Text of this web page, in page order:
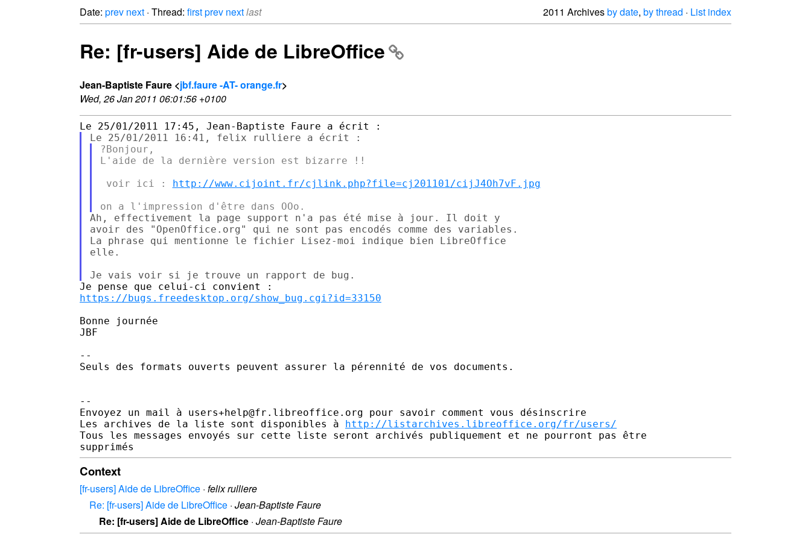
Date: prev next · Thread: firstprev nextlast 2011 Archivesby date, by thread · List index
Re: [fr-users] Aide de LibreOffice
Jean-Baptiste Faure <jbf.faure -AT- orange.fr>
Wed, 26 Jan 2011 06:01:56 +0100
?Bonjour,
L'aide de la dernière version est bizarre !!
voir ici : http://www.cijoint.fr/cjlink.php?file=cj201101/cijJ4Oh7vF.jpg
Ah, effectivement la page support n'a pas été mise à jour. Il doit y
avoir des "OpenOffice.org" qui ne sont pas encodés comme des variables.
La phrase qui mentionne le fichier Lisez-moi indique bien LibreOffice
elle.
https://bugs.freedesktop.org/show_bug.cgi?id=33150
Bonne journée
JBF
--
Seuls des formats ouverts peuvent assurer la pérennité de vos documents.
--
Envoyez un mail à users+help@fr.libreoffice.org pour savoir comment vous désinscrire
Les archives de la liste sont disponibles à http://listarchives.libreoffice.org/fr/users/
Tous les messages envoyés sur cette liste seront archivés publiquement et ne pourront pas être
Context
[fr-users] Aide de LibreOffice · felix rulliere
Re: [fr-users] Aide de LibreOffice · Jean-Baptiste Faure
Re: [fr-users] Aide de LibreOffice · Jean-Baptiste Faure